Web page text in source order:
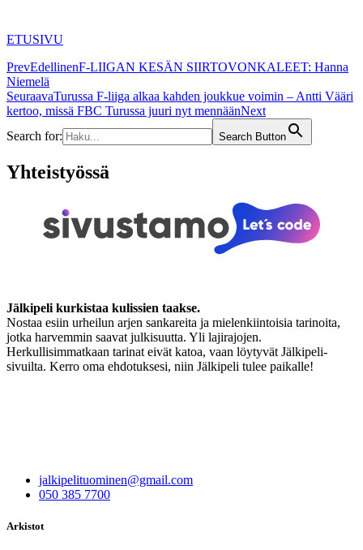
ETUSIVU
PrevEdellinenF-LIIGAN KESÄN SIIRTOVONKALEET: Hanna
Niemelä
SeuraavaTurussa F-liiga alkaa kahden joukkue voimin – Antti Vääri
kertoo, missä FBC Turussa juuri nyt mennäänNext
Search for:
Search Button
Yhteistyössä
Jälkipeli kurkistaa kulissien taakse.
Nostaa esiin urheilun arjen sankareita ja mielenkiintoisia tarinoita,
jotka harvemmin saavat julkisuutta. Yli lajirajojen.
Herkullisimmatkaan tarinat eivät katoa, vaan löytyvät Jälkipeli-
sivuilta. Kerro oma ehdotuksesi, niin Jälkipeli tulee paikalle!
jalkipelituominen@gmail.com
050 385 7700
Arkistot